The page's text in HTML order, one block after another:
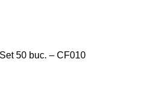
50 buc. – CF010